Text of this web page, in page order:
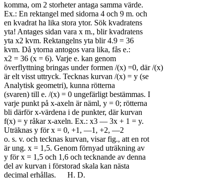
komma, om 2 storheter antaga samma värde.
Ex.: En rektangel med sidorna 4 och 9 m. och
en kvadrat ha lika stora ytor. Sök kvadratens
yta! Antages sidan vara x m., blir kvadratens
yta x2 kvm. Rektangelns yta blir 4.9 = 36
kvm. Då ytorna antogos vara lika, fås e.:
x2 = 36 (x = 6). Varje e. kan genom
överflyttning bringas under formen /(x) =0, där /(x)
är elt visst uttryck. Tecknas kurvan /(x) = y (se
Analytisk geometri), kunna rötterna
(svaren) till e. /(x) = 0 ungefärligt bestämmas. I
varje punkt på x-axeln är näml, y = 0; rötterna
bli därför x-värdena i de punkter, där kurvan
f(x) = y råkar x-axeln. Ex.: x3 — 3x + 1 = y.
Uträknas y för x = 0, +1, —1, +2, —2
o. s. v. och tecknas kurvan, visar fig., att en rot
är ung. x = 1,5. Genom förnyad uträkning av
y för x = 1,5 och 1,6 och tecknande av denna
del av kurvan i förstorad skala kan nästa
decimal erhållas.	H. D.